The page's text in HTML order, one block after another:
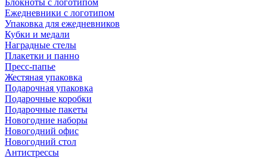
Блокноты с логотипом
Ежедневники с логотипом
Упаковка для ежедневников
Кубки и медали
Наградные стелы
Плакетки и панно
Пресс-папье
Жестяная упаковка
Подарочная упаковка
Подарочные коробки
Подарочные пакеты
Новогодние наборы
Новогодний офис
Новогодний стол
Антистрессы